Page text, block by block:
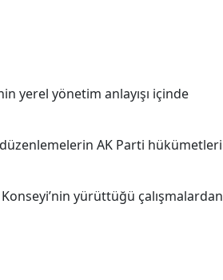
yerel yönetim anlayışı içinde
AK Parti hükümetleri
yürüttüğü çalışmalardan